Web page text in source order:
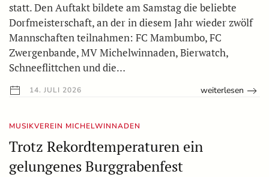
statt. Den Auftakt bildete am Samstag die beliebte
Dorfmeisterschaft, an der in diesem Jahr wieder zwölf
Mannschaften teilnahmen: FC Mambumbo, FC
Zwergenbande, MV Michelwinnaden, Bierwatch,
Schneeflittchen und die…
14. JULI 2026 weiterlesen
MUSIKVEREIN MICHELWINNADEN
Trotz Rekordtemperaturen ein
gelungenes Burggrabenfest